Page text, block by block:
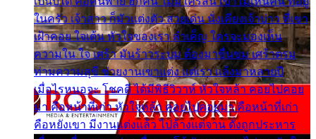
ในครัว เจ้าสาว ก็มัวแต่งตัว สวยเด่น นั่งเคียงเจ้าบ่าว ที่เขา
เฝ้าคอย ใจเต้น หัวใจของเรา ลำเค็ญ ใครจะมองเห็น
ความใน ใจ เศร้า มันร้าวระบม ต้องมาขื่นขม เศร้าตรม
ท่ามความสุขี ช่วยงานเขาแต่ง แต่เรา แล้งมาหลายปี
เมื่อไรหนอจะ โชคดี ได้มีพิธีวิวาห์ หัวใจหล้า คอยไปคอย
มา คือหน้าที่เก่า หัวใจหล้า คอยไปคอยมา คือหน้าที่เก่า
คือหยังเขา มีงานแต่งแล้ว ไปล้างแต่จาน ดั่งถูกประหาร